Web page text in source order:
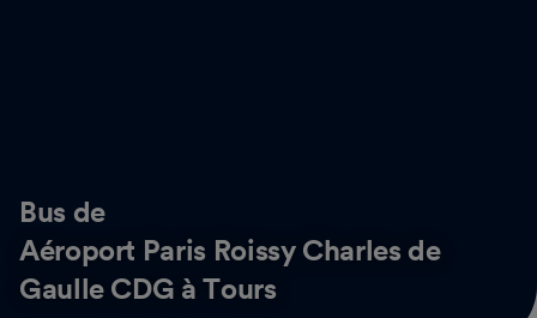
Bus de
Aéroport Paris Roissy Charles de
Gaulle CDG à Tours